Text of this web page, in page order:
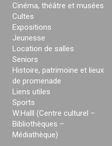
Cinéma, théâtre et musées
Cultes
Expositions
Jeunesse
Location de salles
Seniors
Histoire, patrimoine et lieux
de promenade
Liens utiles
Sports
W:Halll (Centre culturel –
Bibliothèques –
Médiathèque)